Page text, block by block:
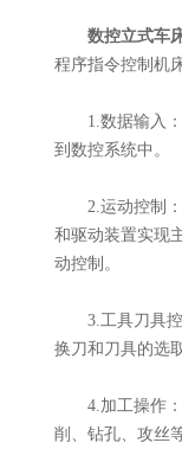
数控立式车
程序指令控制机
1.数据输入：
到数控系统中。
2.运动控制：
和驱动装置实现
动控制。
3.工具刀具控
换刀和刀具的选
4.加工操作：
削、钻孔、攻丝